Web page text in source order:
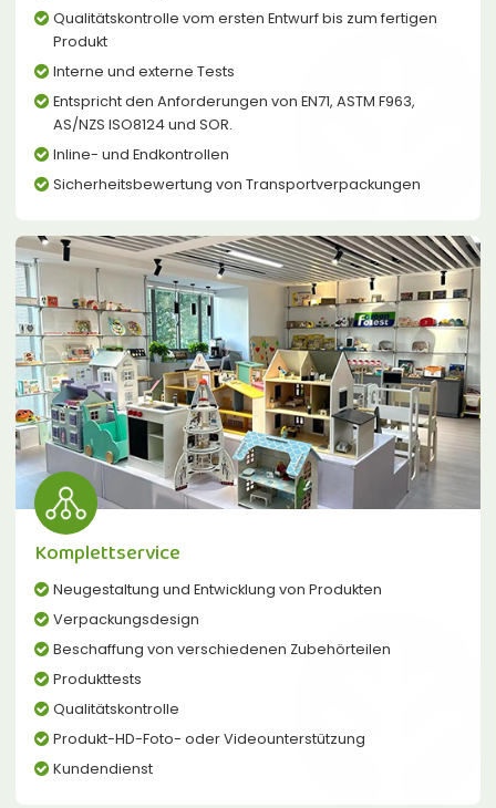
Qualitätskontrolle vom ersten Entwurf bis zum fertigen
Produkt
Interne und externe Tests
Entspricht den Anforderungen von EN71, ASTM F963,
AS/NZS ISO8124 und SOR.
Inline- und Endkontrollen
Sicherheitsbewertung von Transportverpackungen
Komplettservice
Neugestaltung und Entwicklung von Produkten
Verpackungsdesign
Beschaffung von verschiedenen Zubehörteilen
Produkttests
Qualitätskontrolle
Produkt-HD-Foto- oder Videounterstützung
Kundendienst